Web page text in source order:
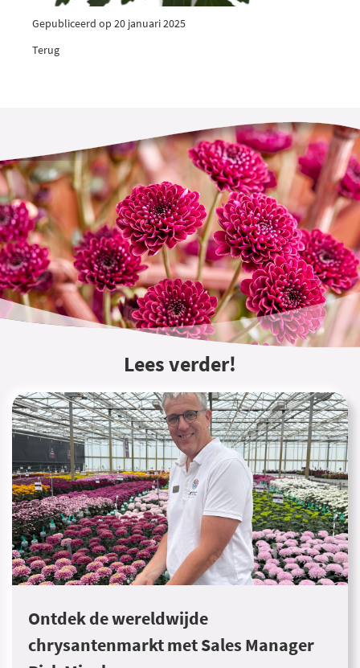
Gepubliceerd op 20 januari 2025
Terug
Lees verder!
Ontdek de wereldwijde
chrysantenmarkt met Sales Manager